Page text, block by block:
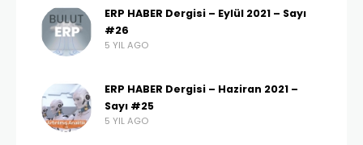
ERP HABER Dergisi – Eylül 2021 – Sayı
#26
5 YIL AGO
ERP HABER Dergisi – Haziran 2021 –
Sayı #25
5 YIL AGO